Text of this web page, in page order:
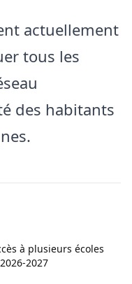
actuellement
tous les
des habitants
à plusieurs écoles
2027